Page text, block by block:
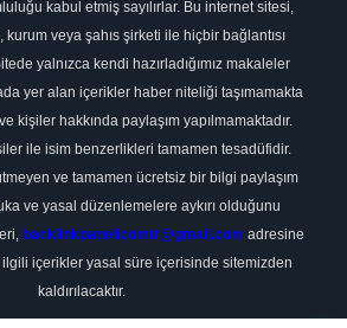
kabul etmiş sayılırlar. Bu internet sitesi,
veya şahıs şirketi ile hiçbir bağlantısı
yalnızca kendi hazırladığımız makaleler
yer alan içerikler haber niteliği taşımamakta
kişiler hakkında paylaşım yapılmamaktadır.
ile isim benzerlikleri tamamen tesadüfidir.
ve tamamen ücretsiz bir bilgi paylaşım
ve yasal düzenlemelere aykırı olduğunu
backlinkpanelicomtr@gmail.com adresine
içerikler yasal süre içerisinde sitemizden
kaldırılacaktır.